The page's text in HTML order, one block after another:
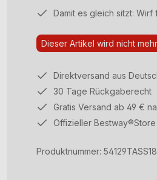
Damit es gleich sitzt:
Dieser Artikel wird nicht
Direktversand aus
30 Tage Rückgaberecht
Gratis Versand ab 49 €
Offizieller Bestway®Store
Produktnummer: 54129TASS18